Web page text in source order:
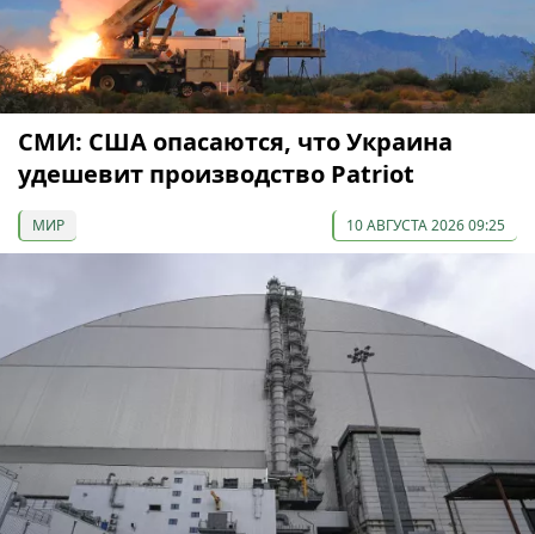
СМИ: США опасаются, что Украина
удешевит производство Patriot
МИР 10 АВГУСТА 2026 09:25